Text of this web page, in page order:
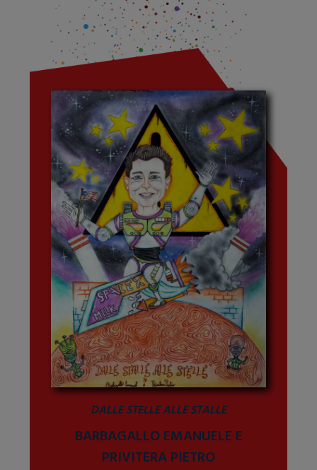
DALLE STELLE ALLE STALLE
BARBAGALLO EMANUELE E
PRIVITERA PIETRO